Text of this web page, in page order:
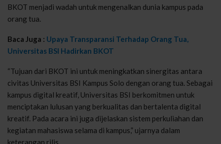
BKOT menjadi wadah untuk mengenalkan dunia kampus pada
orang tua.
Baca Juga : Upaya Transparansi Terhadap Orang Tua,
Universitas BSI Hadirkan BKOT
“Tujuan dari BKOT ini untuk meningkatkan sinergitas antara
civitas Universitas BSI Kampus Solo dengan orang tua. Sebagai
kampus digital kreatif, Universitas BSI berkomitmen untuk
menciptakan lulusan yang berkualitas dan bertalenta digital
kreatif. Pada acara ini juga dijelaskan sistem perkuliahan dan
kegiatan mahasiswa selama di kampus,” ujarnya dalam
keterangan rilis.